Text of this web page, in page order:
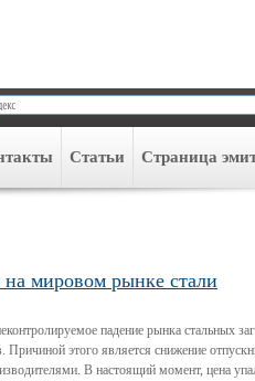
Статьи Cтраница
мировом рынке стали
падение рынка стальных
Причиной этого является снижение
В настоящий момент, цена